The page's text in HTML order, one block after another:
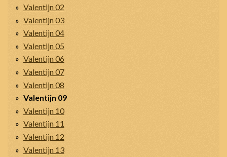
Valentijn 02
Valentijn 03
Valentijn 04
Valentijn 05
Valentijn 06
Valentijn 07
Valentijn 08
Valentijn 09
Valentijn 10
Valentijn 11
Valentijn 12
Valentijn 13